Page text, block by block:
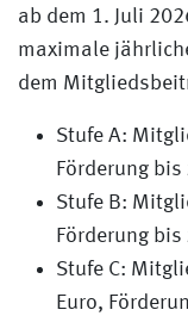
ab dem 1. Juli
maximale
dem
Stufe A:
Förderung bis
Stufe B:
Förderung
Stufe C:
Euro,